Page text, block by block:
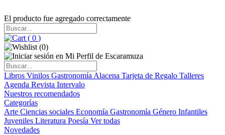
El producto fue agregado correctamente
( 0 )
(0)
Libros Vinilos Gastronomía Alacena Tarjeta de Regalo Talleres
Agenda Revista Intervalo
Nuestros recomendados
Categorías
Arte Ciencias sociales Economía Gastronomía Género Infantiles
Juveniles Literatura Poesía Ver todas
Novedades